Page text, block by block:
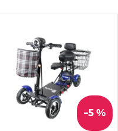
–5 %